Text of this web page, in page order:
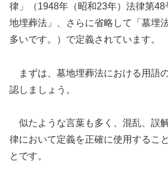
律」（1948年（昭和23年）法律第
地埋葬法」、さらに省略して「墓埋
多いです。）で定義されています。
まずは、墓地埋葬法における用語
認しましょう。
似たような言葉も多く、混乱、誤
律において定義を正確に使用するこ
とです。